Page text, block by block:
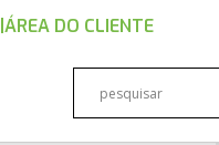
|ÁREA DO CLIENTE